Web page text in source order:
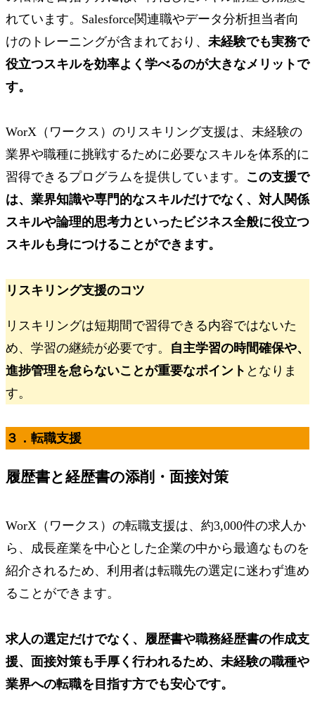
れています。Salesforce関連職やデータ分析担当者向
けのトレーニングが含まれており、 未経験でも実務で
役立つスキルを効率よく学べるのが大きなメリットで
す。
WorX（ワークス）のリスキリング支援は、未経験の
業界や職種に挑戦するために必要なスキルを体系的に
習得できるプログラムを提供しています。 この支援で
は、業界知識や専門的なスキルだけでなく、対人関係
スキルや論理的思考力といったビジネス全般に役立つ
スキルも身につけることができます。
リスキリング支援のコツ
リスキリングは短期間で習得できる内容ではないた
め、学習の継続が必要です。 自主学習の時間確保や、
進捗管理を怠らないことが重要なポイント となりま
す。
３．転職支援
履歴書と経歴書の添削・面接対策
WorX（ワークス）の転職支援は、約3,000件の求人か
ら、成長産業を中心とした企業の中から最適なものを
紹介されるため、利用者は転職先の選定に迷わず進め
ることができます。
求人の選定だけでなく、履歴書や職務経歴書の作成支
援、面接対策も手厚く行われるため、未経験の職種や
業界への転職を目指す方でも安心です。